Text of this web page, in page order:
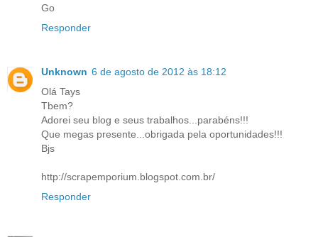
Go
Responder
Unknown 6 de agosto de 2012 às 18:12
Olá Tays
Tbem?
Adorei seu blog e seus trabalhos...parabéns!!!
Que megas presente...obrigada pela oportunidades!!!
Bjs
http://scrapemporium.blogspot.com.br/
Responder